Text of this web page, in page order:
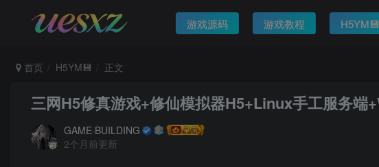
游戏源码 游戏教程 H5YM💾
首页 H5YM💾 正文
三网H5修真游戏+修仙模拟器H5+Linux手工服务端
GAME·BUILDING
2个月前更新